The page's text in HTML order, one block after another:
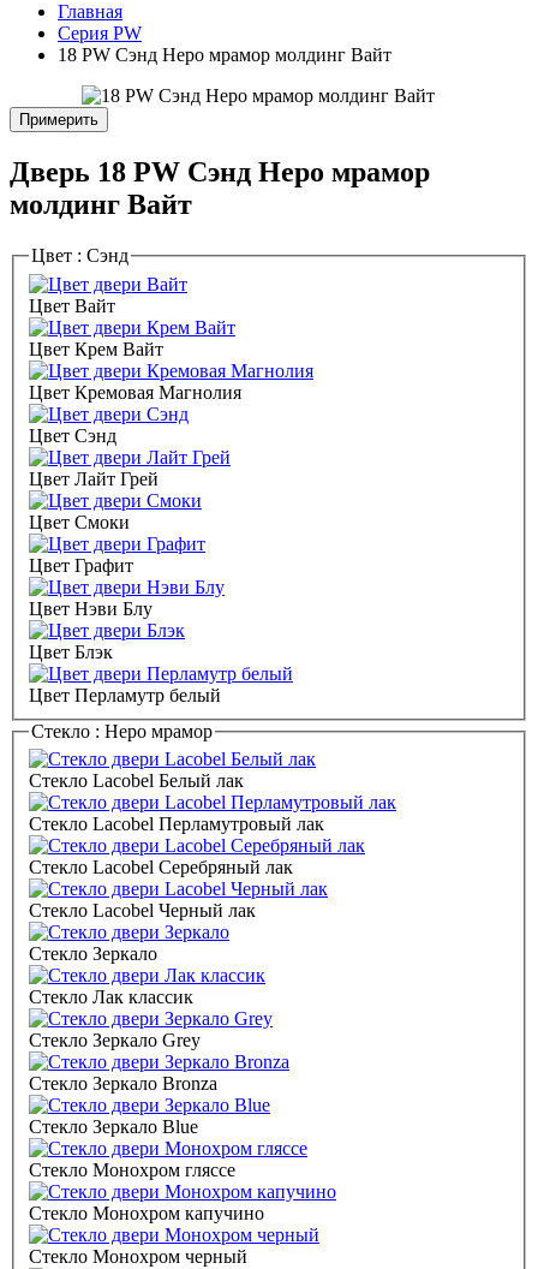
Главная
Серия PW
18 PW Сэнд Неро мрамор молдинг Вайт
Примерить
Дверь 18 PW Сэнд Неро мрамор
молдинг Вайт
Цвет : Сэнд
Цвет Вайт
Цвет Крем Вайт
Цвет Кремовая Магнолия
Цвет Сэнд
Цвет Лайт Грей
Цвет Смоки
Цвет Графит
Цвет Нэви Блу
Цвет Блэк
Цвет Перламутр белый
Стекло : Неро мрамор
Стекло Lacobel Белый лак
Стекло Lacobel Перламутровый лак
Стекло Lacobel Серебряный лак
Стекло Lacobel Черный лак
Стекло Зеркало
Стекло Лак классик
Стекло Зеркало Grey
Стекло Зеркало Bronza
Стекло Зеркало Blue
Стекло Монохром гляссе
Стекло Монохром капучино
Стекло Монохром черный